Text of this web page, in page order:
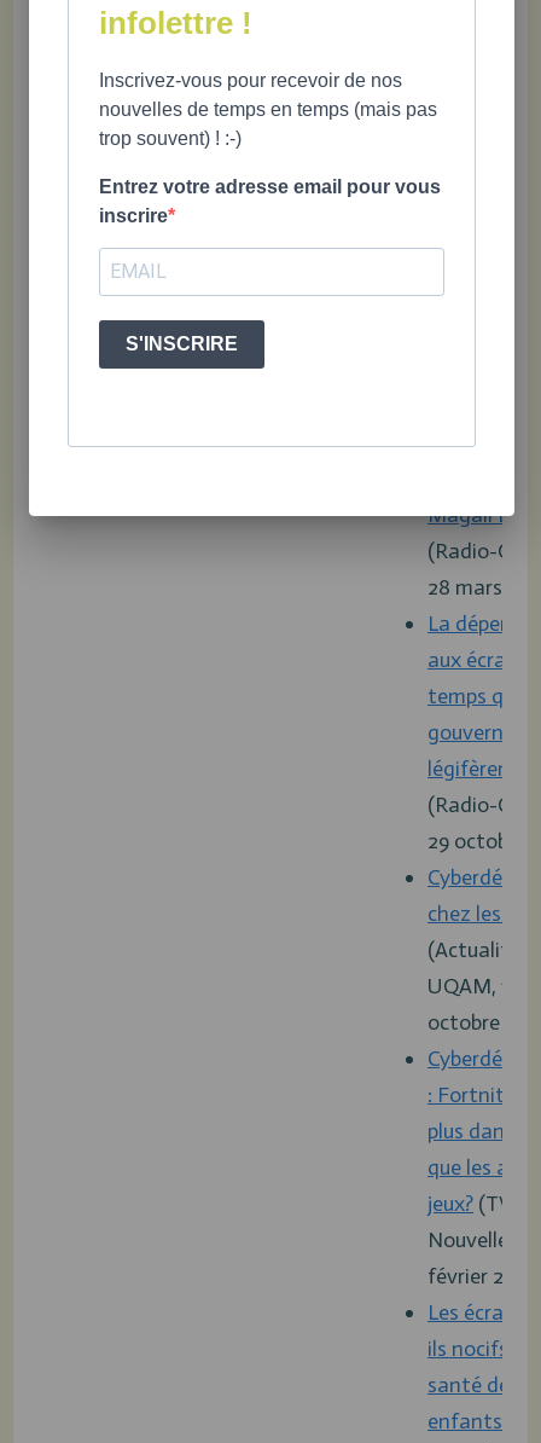
Devoir, 21
À l’aide,
vidéos!
réseaux
Magali
(Radio-
28 mars
La
aux écrans:
temps que
légifèrent!»
(Radio-
29 octobre
chez les
(Actualités
UQAM, 10
octobre
: Fortnite
plus
que les
jeux? (TVA
Nouvelles,
février
Les écrans
ils nocifs
santé de
enfants?
infolettre !
Inscrivez-vous pour recevoir de nos
nouvelles de temps en temps (mais pas
trop souvent) ! :-)
Entrez votre adresse email pour vous
inscrire
S'INSCRIRE